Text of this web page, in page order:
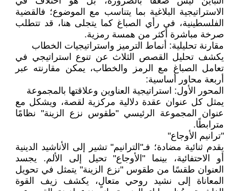
الاستراتيجية البلاغية بما يتناسب مع الموضوع؛ فالقضية
الفلسطينية، في رأي الصباغ كما يتجلى هنا، قد تتطلب
صرخة مباشرة أكثر من همسة رمزية.
مقارنة تحليلية: أنماط الترميز واستراتيجيات الخطاب
يكشف تحليل القصص الثلاث عن تنوع استراتيجي في
تعامل الصباغ مع الرمز والخطاب، يمكن مقارنته عبر
أربعة محاور أساسية:
المحور الأول: استراتيجية العناوين وعلاقتها بالمجموعة
يمثل كل عنوان عقدة دلالية مركزية لقصة، ويشكل مع
عنوان المجموعة الرئيسي "طقوس نزع الزينة" نظامًا
مترابطًا.
"ترانيم الأوجاع"
يقدم ثنائية مضادة؛ فـ"الترانيم" تشير إلى الأناشيد الدينية
أو الاحتفائية، بينما "الأوجاع" تحيل إلى الألم. يجسد
العنوان طقسًا من طقوس "نزع الزينة" يتمثل في تحويل
المعاناة إلى نشيد روحي متعالٍ، يكشف زيف القوة